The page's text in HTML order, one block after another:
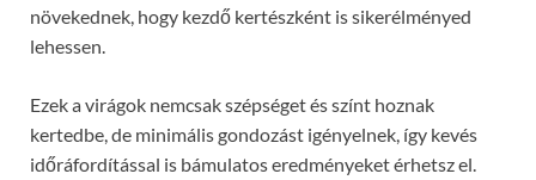
növekednek, hogy kezdő kertészként is sikerélményed
lehessen.
Ezek a virágok nemcsak szépséget és színt hoznak
kertedbe, de minimális gondozást igényelnek, így kevés
időráfordítással is bámulatos eredményeket érhetsz el.